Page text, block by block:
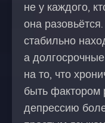
не у каждого,
она
стабильно
а
на то, что
быть
депрессию